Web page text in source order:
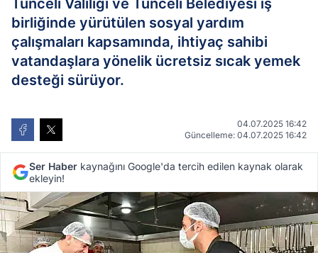
Tunceli Valiliği ve Tunceli Belediyesi iş
birliğinde yürütülen sosyal yardım
çalışmaları kapsamında, ihtiyaç sahibi
vatandaşlara yönelik ücretsiz sıcak yemek
desteği sürüyor.
04.07.2025 16:42
Güncelleme: 04.07.2025 16:42
Ser Haber kaynağını Google'da tercih edilen kaynak olarak
ekleyin!